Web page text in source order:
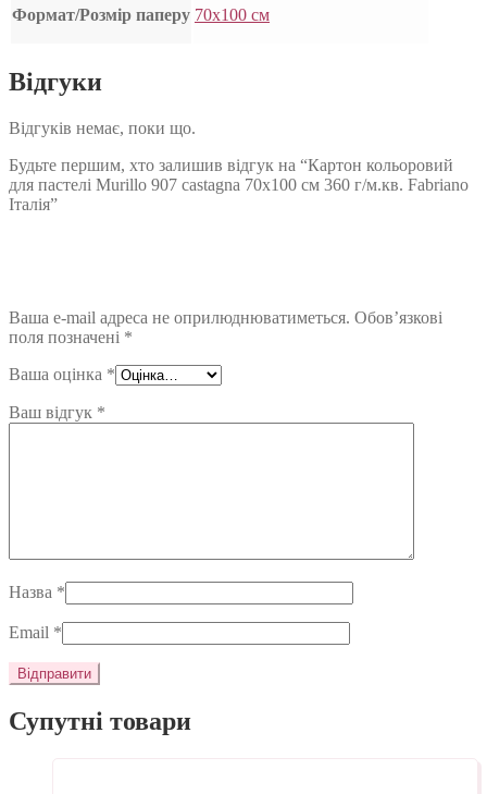
Формат/Розмір паперу 70х100 см
Відгуки
Відгуків немає, поки що.
Будьте першим, хто залишив відгук на “Картон кольоровий
для пастелі Murillo 907 castagna 70х100 см 360 г/м.кв. Fabriano
Італія”
Ваша e-mail адреса не оприлюднюватиметься. Обов’язкові
поля позначені *
Ваша оцінка *
Ваш відгук *
Назва *
Email *
Супутні товари